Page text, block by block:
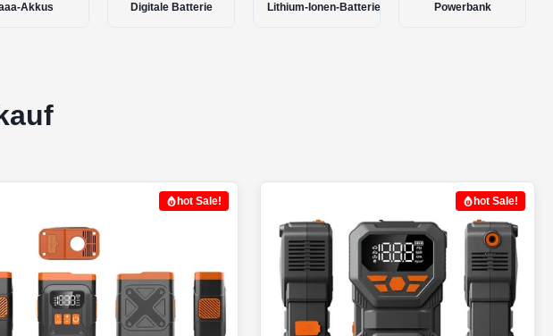
Batterie Lithium-Ionen-Batterie-Satz Powerbank kundenspezifische Batterie
hot Sale! hot Sale!